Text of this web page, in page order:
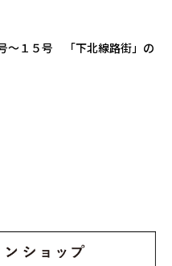
〜１５号 「下北線路街」の